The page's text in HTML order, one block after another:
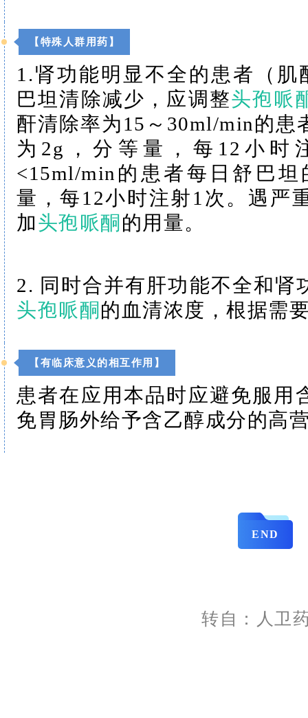
【特殊人群用药】
1.肾功能明显不全的患者（肌
巴坦清除减少，应调整头孢哌
酐清除率为15～30ml/min的患
为2g，分等量，每12小时
<15ml/min的患者每日舒巴
量，每12小时注射1次。遇严
加头孢哌酮 的用量。
2. 同时合并有肝功能不全和肾
头孢哌酮的血清浓度，根据需
【有临床意义的相互作用】
患者在应用本品时应避免服用
免胃肠外给予含乙醇成分的高
END
转自：人卫